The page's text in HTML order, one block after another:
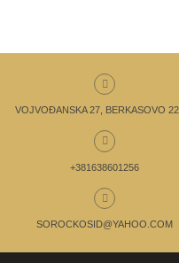
VOJVOĐANSKA 27, BERKASOVO
+381638601256
SOROCKOSID@YAHOO.COM